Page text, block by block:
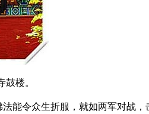
楼。
能令众生折服，就如两军对战，